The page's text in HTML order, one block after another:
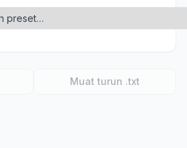
Muat turun .txt